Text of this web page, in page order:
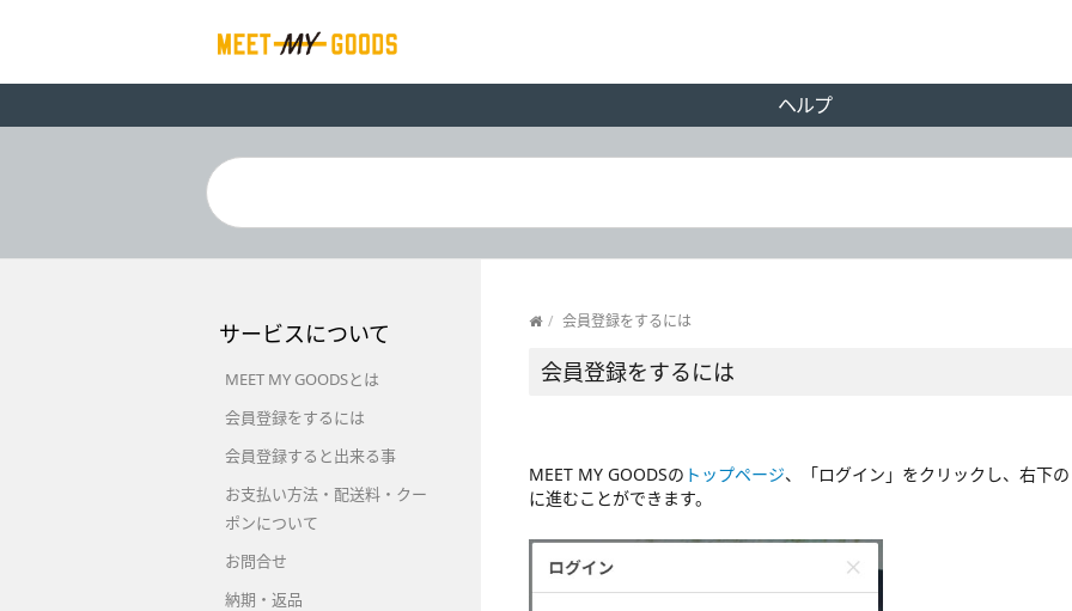
ヘルプ
/ 会員登録をするには
会員登録をするには
MEET MY GOODSの トップページ、「ログイン」をクリックし、右下
に進むことができます。
サービスについて
MEET MY GOODSとは
会員登録をするには
会員登録すると出来る事
お支払い方法・配送料・クー
ポンについて
お問合せ
納期・返品